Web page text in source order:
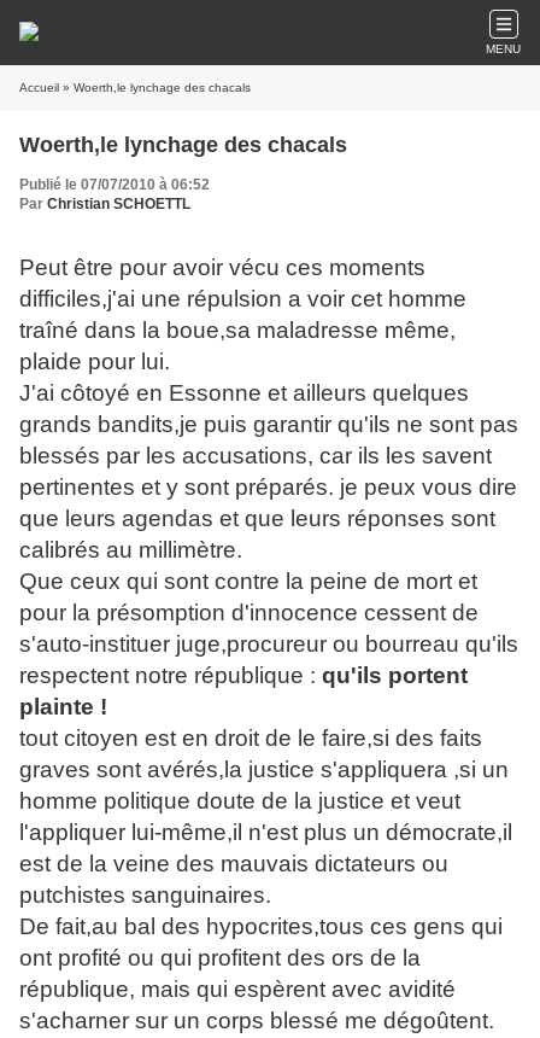
MENU
Accueil » Woerth,le lynchage des chacals
Woerth,le lynchage des chacals
Publié le 07/07/2010 à 06:52
Par Christian SCHOETTL
Peut être pour avoir vécu ces moments
difficiles,j'ai une répulsion a voir cet homme
traîné dans la boue,sa maladresse même,
plaide pour lui.
J'ai côtoyé en Essonne et ailleurs quelques
grands bandits,je puis garantir qu'ils ne sont pas
blessés par les accusations, car ils les savent
pertinentes et y sont préparés. je peux vous dire
que leurs agendas et que leurs réponses sont
calibrés au millimètre.
Que ceux qui sont contre la peine de mort et
pour la présomption d'innocence cessent de
s'auto-instituer juge,procureur ou bourreau qu'ils
respectent notre république : qu'ils portent
plainte !
tout citoyen est en droit de le faire,si des faits
graves sont avérés,la justice s'appliquera ,si un
homme politique doute de la justice et veut
l'appliquer lui-même,il n'est plus un démocrate,il
est de la veine des mauvais dictateurs ou
putchistes sanguinaires.
De fait,au bal des hypocrites,tous ces gens qui
ont profité ou qui profitent des ors de la
république, mais qui espèrent avec avidité
s'acharner sur un corps blessé me dégoûtent.